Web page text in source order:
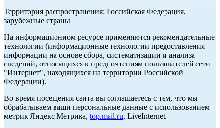
Территория распространения: Российская Федерация,
зарубежные страны
На информационном ресурсе применяются рекомендательные
технологии (информационные технологии предоставления
информации на основе сбора, систематизации и анализа
сведений, относящихся к предпочтениям пользователей сети
"Интернет", находящихся на территории Российской
Федерации).
Во время посещения сайта вы соглашаетесь с тем, что мы
обрабатываем ваши персональные данные с использованием
метрик Яндекс Метрика, top.mail.ru, LiveInternet.